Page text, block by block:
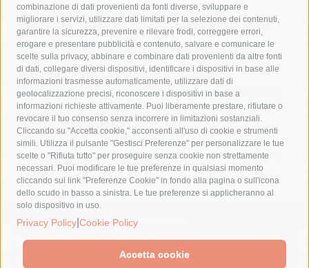
combinazione di dati provenienti da fonti diverse, sviluppare e
migliorare i servizi, utilizzare dati limitati per la selezione dei contenuti,
garantire la sicurezza, prevenire e rilevare frodi, correggere errori,
erogare e presentare pubblicità e contenuto, salvare e comunicare le
scelte sulla privacy, abbinare e combinare dati provenienti da altre fonti
di dati, collegare diversi dispositivi, identificare i dispositivi in base alle
informazioni trasmesse automaticamente, utilizzare dati di
geolocalizzazione precisi, riconoscere i dispositivi in base a
informazioni richieste attivamente. Puoi liberamente prestare, rifiutare o
revocare il tuo consenso senza incorrere in limitazioni sostanziali.
Cliccando su "Accetta cookie," acconsenti all'uso di cookie e strumenti
simili. Utilizza il pulsante "Gestisci Preferenze" per personalizzare le tue
scelte o "Rifiuta tutto" per proseguire senza cookie non strettamente
necessari. Puoi modificare le tue preferenze in qualsiasi momento
cliccando sul link "Preferenze Cookie" in fondo alla pagina o sull'icona
dello scudo in basso a sinistra. Le tue preferenze si applicheranno al
solo dispositivo in uso.
Privacy Policy Cookie Policy
Accetta cookie
costiera amalfitana
covid-19 eav
elezioni
fondazione sorrento
gori guardia costiera
incidente
lavori
lorenzo balducelli mare
massa lubrense
massimo coppola
Meta napoli
ordinanza
penisola sorrentina
piano di sorrento
polizia municipale
protezione civile
Regione Campania
sant'agnello
sindaco cuomo
sorrento studenti temporali
treni
turismo
Vico Equense villa fiorentino vincenzo de luca
© 2015 SorrentoPress. All rights reserved.
Il giornale online della Penisola Sorrentina
Cookie Policy